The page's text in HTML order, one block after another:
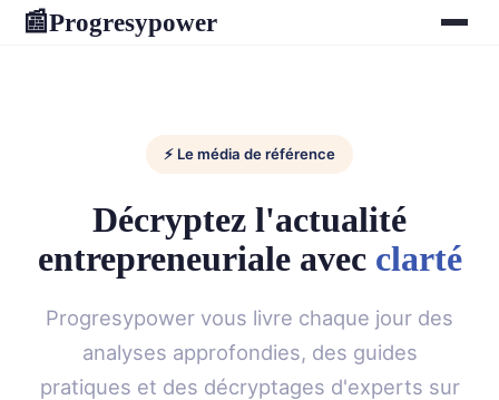
📰Progresypower
⚡ Le média de référence
Décryptez l'actualité
entrepreneuriale avec clarté
Progresypower vous livre chaque jour des
analyses approfondies, des guides
pratiques et des décryptages d'experts sur